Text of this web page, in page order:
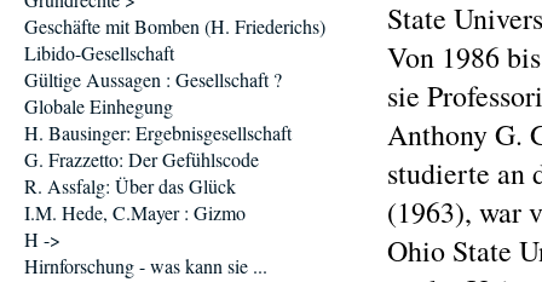
State
Von 1986
sie
Anthony G.
studierte an
(1963), war
Ohio State
Geschäfte mit Bomben (H. Friederichs)
Libido-Gesellschaft
Gültige Aussagen : Gesellschaft ?
Globale Einhegung
H. Bausinger: Ergebnisgesellschaft
G. Frazzetto: Der Gefühlscode
R. Assfalg: Über das Glück
I.M. Hede, C.Mayer : Gizmo
H ->
Hirnforschung - was kann sie ...